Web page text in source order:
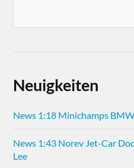
Neuigkeiten
News 1:18 Minichamps
News 1:43 Norev Jet-Car
Lee